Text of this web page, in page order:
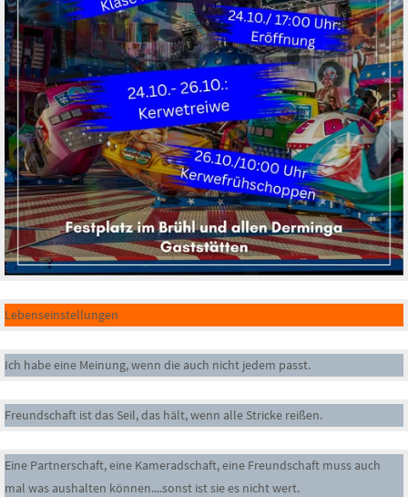
Lebenseinstellungen
Ich habe eine Meinung, wenn die auch nicht jedem passt.
Freundschaft ist das Seil, das hält, wenn alle Stricke reißen.
Eine Partnerschaft, eine Kameradschaft, eine Freundschaft muss auch
mal was aushalten können....sonst ist sie es nicht wert.